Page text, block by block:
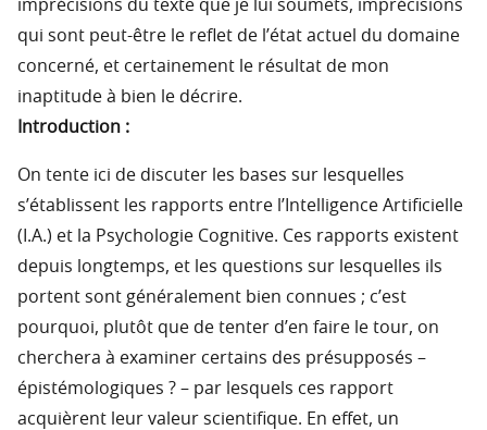
imprécisions du texte que je lui soumets, imprécisions
qui sont peut-être le reflet de l’état actuel du domaine
concerné, et certainement le résultat de mon
inaptitude à bien le décrire.
Introduction :
On tente ici de discuter les bases sur lesquelles
s’établissent les rapports entre l’Intelligence Artificielle
(I.A.) et la Psychologie Cognitive. Ces rapports existent
depuis longtemps, et les questions sur lesquelles ils
portent sont généralement bien connues ; c’est
pourquoi, plutôt que de tenter d’en faire le tour, on
cherchera à examiner certains des présupposés –
épistémologiques ? – par lesquels ces rapport
acquièrent leur valeur scientifique. En effet, un